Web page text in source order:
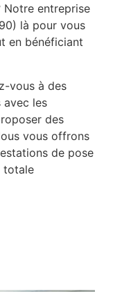
Notre entreprise
là pour vous
en bénéficiant
vous à des
avec les
des
vous offrons
de pose
totale